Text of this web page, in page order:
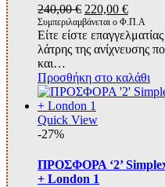
240,00€ Original
price
was:
240,00 €.
220,00 €Η
τιμή
είναι:
Συμπεριλαμβάνεται ο Φ.Π.Α
Είτε είστε
λάτρης της ανίχνευσης
και…
Προσθήκη στο καλάθι
Quick View
-27%
ΠΡΟΣΦΟΡΑ ‘2’
+ London 1